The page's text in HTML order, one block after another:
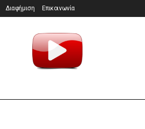
Διαφήμιση Επικοινωνία